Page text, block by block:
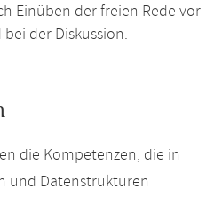
Einüben der freien Rede vor
der Diskussion.
die Kompetenzen, die in
und Datenstrukturen